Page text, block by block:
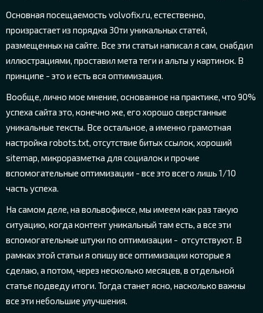
Основная посещаемость volvofix.ru, естественно,
произрастает из порядка 30ти уникальных статей,
размещенных на сайте. Все эти статьи написал я сам, снабдил
иллюстрациями, проставил мета теги и альты у картинок. В
принципе - это и есть вся оптимизация.
Вообще, лично мое мнение, основанное на практике, что 90%
успеха сайта это, конечно же, его хорошо сверстанные
уникальные тексты. Все остальное, а именно грамотная
настройка robots.txt, отсутствие битых ссылок, хороший
sitemap, микроразметка для социалок и прочие
вспомогательные оптимизации - все это всего лишь 1/10
часть успеха.
На самом деле, на вольвофиксе, мы имеем как раз такую
ситуацию, когда контент уникальный там есть, а все эти
вспомогательные штуки по оптимизации - отсутствуют. В
рамках этой статьи я опишу все оптимизации которые я
сделаю, а потом, через несколько месяцев, в отдельной
статье подведу итоги. Тогда станет ясно, насколько важны
все эти небольшие улучшения.